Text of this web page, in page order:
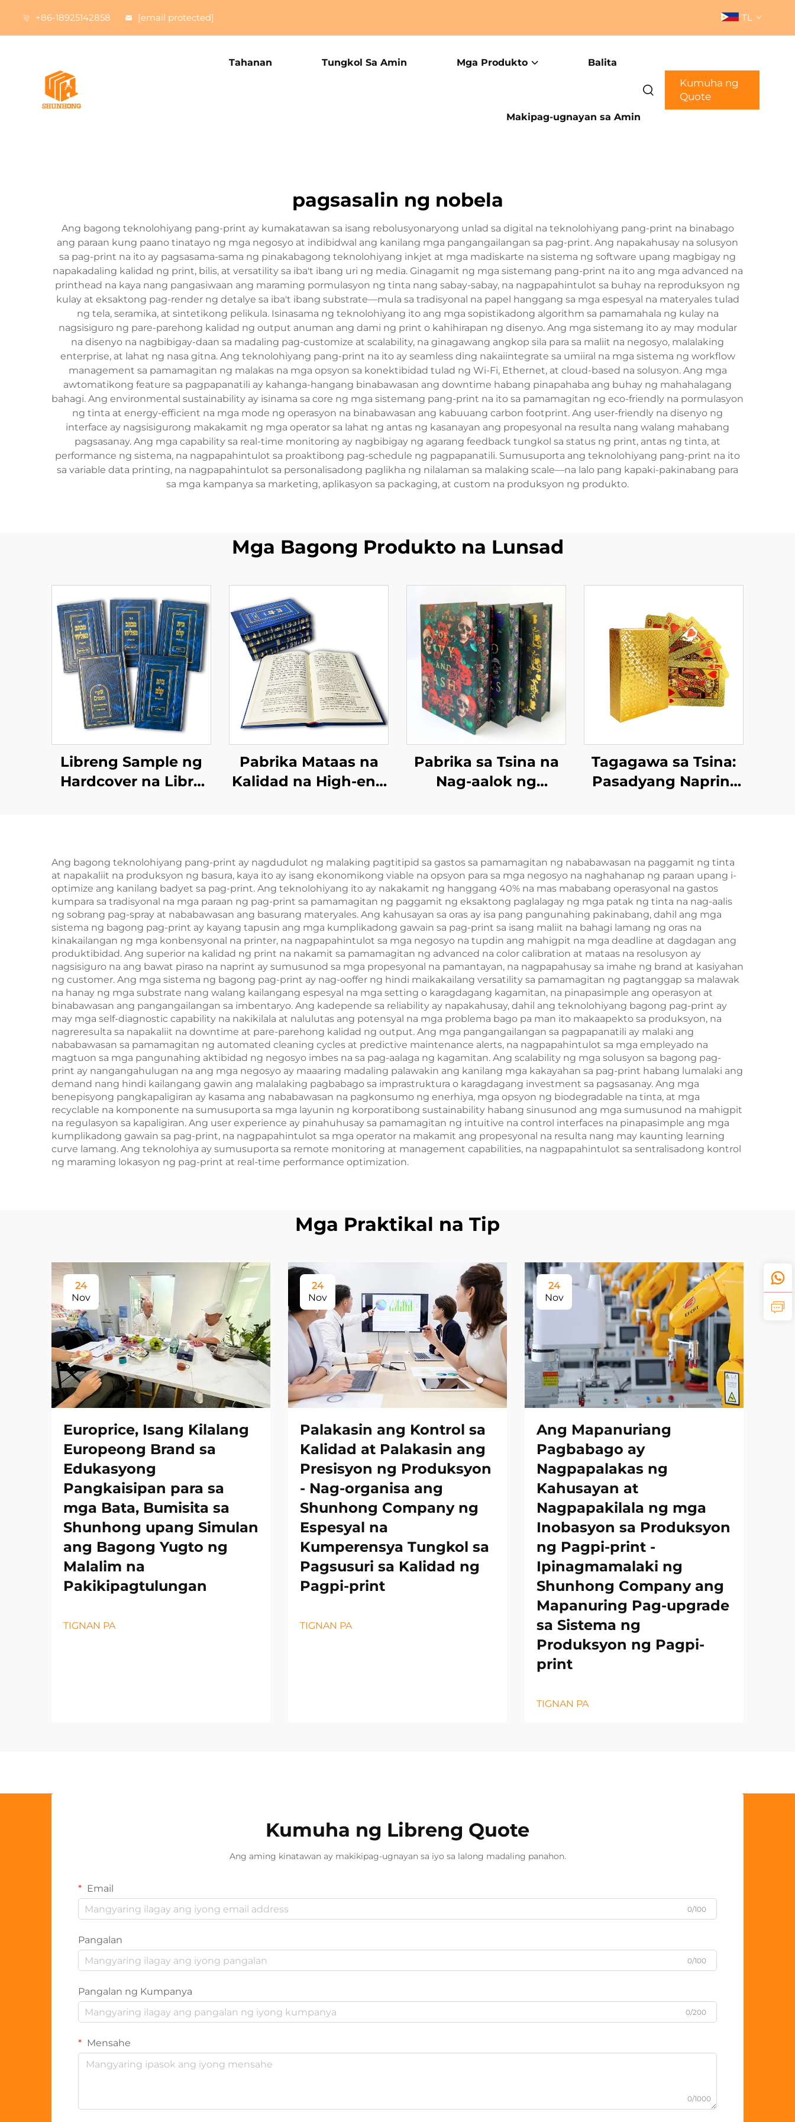
+86-18925142858 [email protected] TL
Tahanan Tungkol Sa Amin Mga Produkto Balita
Makipag-ugnayan sa Amin
Kumuha ng
Quote
pagsasalin ng nobela
Ang bagong teknolohiyang pang-print ay kumakatawan sa isang rebolusyonaryong unlad sa digital na teknolohiyang pang-print na binabago
ang paraan kung paano tinatayo ng mga negosyo at indibidwal ang kanilang mga pangangailangan sa pag-print. Ang napakahusay na solusyon
sa pag-print na ito ay pagsasama-sama ng pinakabagong teknolohiyang inkjet at mga madiskarte na sistema ng software upang magbigay ng
napakadaling kalidad ng print, bilis, at versatility sa iba't ibang uri ng media. Ginagamit ng mga sistemang pang-print na ito ang mga advanced na
printhead na kaya nang pangasiwaan ang maraming pormulasyon ng tinta nang sabay-sabay, na nagpapahintulot sa buhay na reproduksyon ng
kulay at eksaktong pag-render ng detalye sa iba't ibang substrate—mula sa tradisyonal na papel hanggang sa mga espesyal na materyales tulad
ng tela, seramika, at sintetikong pelikula. Isinasama ng teknolohiyang ito ang mga sopistikadong algorithm sa pamamahala ng kulay na
nagsisiguro ng pare-parehong kalidad ng output anuman ang dami ng print o kahihirapan ng disenyo. Ang mga sistemang ito ay may modular
na disenyo na nagbibigay-daan sa madaling pag-customize at scalability, na ginagawang angkop sila para sa maliit na negosyo, malalaking
enterprise, at lahat ng nasa gitna. Ang teknolohiyang pang-print na ito ay seamless ding nakaiintegrate sa umiiral na mga sistema ng workflow
management sa pamamagitan ng malakas na mga opsyon sa konektibidad tulad ng Wi-Fi, Ethernet, at cloud-based na solusyon. Ang mga
awtomatikong feature sa pagpapanatili ay kahanga-hangang binabawasan ang downtime habang pinapahaba ang buhay ng mahahalagang
bahagi. Ang environmental sustainability ay isinama sa core ng mga sistemang pang-print na ito sa pamamagitan ng eco-friendly na pormulasyon
ng tinta at energy-efficient na mga mode ng operasyon na binabawasan ang kabuuang carbon footprint. Ang user-friendly na disenyo ng
interface ay nagsisigurong makakamit ng mga operator sa lahat ng antas ng kasanayan ang propesyonal na resulta nang walang mahabang
pagsasanay. Ang mga capability sa real-time monitoring ay nagbibigay ng agarang feedback tungkol sa status ng print, antas ng tinta, at
performance ng sistema, na nagpapahintulot sa proaktibong pag-schedule ng pagpapanatili. Sumusuporta ang teknolohiyang pang-print na ito
sa variable data printing, na nagpapahintulot sa personalisadong paglikha ng nilalaman sa malaking scale—na lalo pang kapaki-pakinabang para
sa mga kampanya sa marketing, aplikasyon sa packaging, at custom na produksyon ng produkto.
Mga Bagong Produkto na Lunsad
Libreng Sample ng
Hardcover na Libro
ng Hardcover na
Libro
Pabrika Mataas na
Kalidad na High-end
Stamping at
Embossing
Hardcover na Pag-
print ng Libro
Pabrika sa Tsina na
Nag-aalok ng
Hardcover na Aklat
na May Pininturahan
ang mga Gilid, Eco-
Friendly, Kasama
ang Dust Jacket
Tagagawa sa Tsina:
Pasadyang Naprint
Ang bagong teknolohiyang pang-print ay nagdudulot ng malaking pagtitipid sa gastos sa pamamagitan ng nababawasan na paggamit ng tinta
at napakaliit na produksyon ng basura, kaya ito ay isang ekonomikong viable na opsyon para sa mga negosyo na naghahanap ng paraan upang i-
optimize ang kanilang badyet sa pag-print. Ang teknolohiyang ito ay nakakamit ng hanggang 40% na mas mababang operasyonal na gastos
kumpara sa tradisyonal na mga paraan ng pag-print sa pamamagitan ng paggamit ng eksaktong paglalagay ng mga patak ng tinta na nag-aalis
ng sobrang pag-spray at nababawasan ang basurang materyales. Ang kahusayan sa oras ay isa pang pangunahing pakinabang, dahil ang mga
sistema ng bagong pag-print ay kayang tapusin ang mga kumplikadong gawain sa pag-print sa isang maliit na bahagi lamang ng oras na
kinakailangan ng mga konbensyonal na printer, na nagpapahintulot sa mga negosyo na tupdin ang mahigpit na mga deadline at dagdagan ang
produktibidad. Ang superior na kalidad ng print na nakamit sa pamamagitan ng advanced na color calibration at mataas na resolusyon ay
nagsisiguro na ang bawat piraso na naprint ay sumusunod sa mga propesyonal na pamantayan, na nagpapahusay sa imahe ng brand at kasiyahan
ng customer. Ang mga sistema ng bagong pag-print ay nag-ooffer ng hindi maikakailang versatility sa pamamagitan ng pagtanggap sa malawak
na hanay ng mga substrate nang walang kailangang espesyal na mga setting o karagdagang kagamitan, na pinapasimple ang operasyon at
binabawasan ang pangangailangan sa imbentaryo. Ang kadepende sa reliability ay napakahusay, dahil ang teknolohiyang bagong pag-print ay
may mga self-diagnostic capability na nakikilala at nalulutas ang potensyal na mga problema bago pa man ito makaapekto sa produksyon, na
nagreresulta sa napakaliit na downtime at pare-parehong kalidad ng output. Ang mga pangangailangan sa pagpapanatili ay malaki ang
nababawasan sa pamamagitan ng automated cleaning cycles at predictive maintenance alerts, na nagpapahintulot sa mga empleyado na
magtuon sa mga pangunahing aktibidad ng negosyo imbes na sa pag-aalaga ng kagamitan. Ang scalability ng mga solusyon sa bagong pag-
print ay nangangahulugan na ang mga negosyo ay maaaring madaling palawakin ang kanilang mga kakayahan sa pag-print habang lumalaki ang
demand nang hindi kailangang gawin ang malalaking pagbabago sa imprastruktura o karagdagang investment sa pagsasanay. Ang mga
benepisyong pangkapaligiran ay kasama ang nababawasan na pagkonsumo ng enerhiya, mga opsyon ng biodegradable na tinta, at mga
recyclable na komponente na sumusuporta sa mga layunin ng korporatibong sustainability habang sinusunod ang mga sumusunod na mahigpit
na regulasyon sa kapaligiran. Ang user experience ay pinahuhusay sa pamamagitan ng intuitive na control interfaces na pinapasimple ang mga
kumplikadong gawain sa pag-print, na nagpapahintulot sa mga operator na makamit ang propesyonal na resulta nang may kaunting learning
curve lamang. Ang teknolohiya ay sumusuporta sa remote monitoring at management capabilities, na nagpapahintulot sa sentralisadong kontrol
ng maraming lokasyon ng pag-print at real-time performance optimization.
Mga Praktikal na Tip
24
Nov
Europrice, Isang Kilalang
Europeong Brand sa
Edukasyong
Pangkaisipan para sa
mga Bata, Bumisita sa
Shunhong upang Simulan
ang Bagong Yugto ng
Malalim na
Pakikipagtulungan
TIGNAN PA
24
Nov
Palakasin ang Kontrol sa
Kalidad at Palakasin ang
Presisyon ng Produksyon
- Nag-organisa ang
Shunhong Company ng
Espesyal na
Kumperensya Tungkol sa
Pagsusuri sa Kalidad ng
Pagpi-print
TIGNAN PA
24
Nov
Ang Mapanuriang
Pagbabago ay
Nagpapalakas ng
Kahusayan at
Nagpapakilala ng mga
Inobasyon sa Produksyon
ng Pagpi-print -
Ipinagmamalaki ng
Shunhong Company ang
Mapanuring Pag-upgrade
sa Sistema ng
Produksyon ng Pagpi-
print
TIGNAN PA
Kumuha ng Libreng Quote
Ang aming kinatawan ay makikipag-ugnayan sa iyo sa lalong madaling panahon.
Email
0/100
Pangalan
0/100
Pangalan ng Kumpanya
0/200
Mensahe
0/1000